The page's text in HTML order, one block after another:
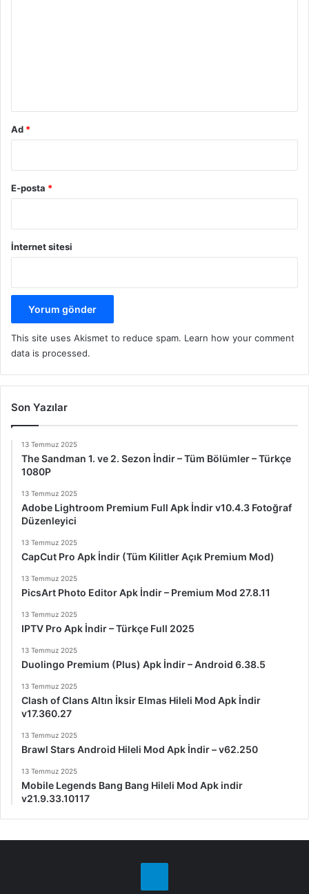
Ad *
E-posta *
İnternet sitesi
This site uses Akismet to reduce spam. Learn how your comment
data is processed.
Son Yazılar
13 Temmuz 2025
The Sandman 1. ve 2. Sezon İndir – Tüm Bölümler – Türkçe
1080P
13 Temmuz 2025
Adobe Lightroom Premium Full Apk İndir v10.4.3 Fotoğraf
Düzenleyici
13 Temmuz 2025
CapCut Pro Apk İndir (Tüm Kilitler Açık Premium Mod)
13 Temmuz 2025
PicsArt Photo Editor Apk İndir – Premium Mod 27.8.11
13 Temmuz 2025
IPTV Pro Apk İndir – Türkçe Full 2025
13 Temmuz 2025
Duolingo Premium (Plus) Apk İndir – Android 6.38.5
13 Temmuz 2025
Clash of Clans Altın İksir Elmas Hileli Mod Apk İndir
v17.360.27
13 Temmuz 2025
Brawl Stars Android Hileli Mod Apk İndir – v62.250
13 Temmuz 2025
Mobile Legends Bang Bang Hileli Mod Apk indir
v21.9.33.10117